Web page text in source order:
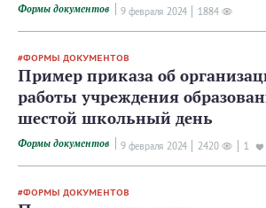
Формы документов 9 февраля 2024 1884
ФОРМЫ ДОКУМЕНТОВ
Пример приказа об
работы учреждения
шестой школьный день
Формы документов 9 февраля 2024 2420 1
ФОРМЫ ДОКУМЕНТОВ